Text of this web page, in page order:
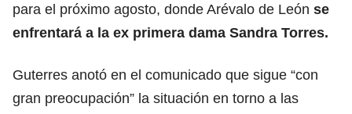
para el próximo agosto, donde Arévalo de León se
enfrentará a la ex primera dama Sandra Torres.
Guterres anotó en el comunicado que sigue “con
gran preocupación” la situación en torno a las